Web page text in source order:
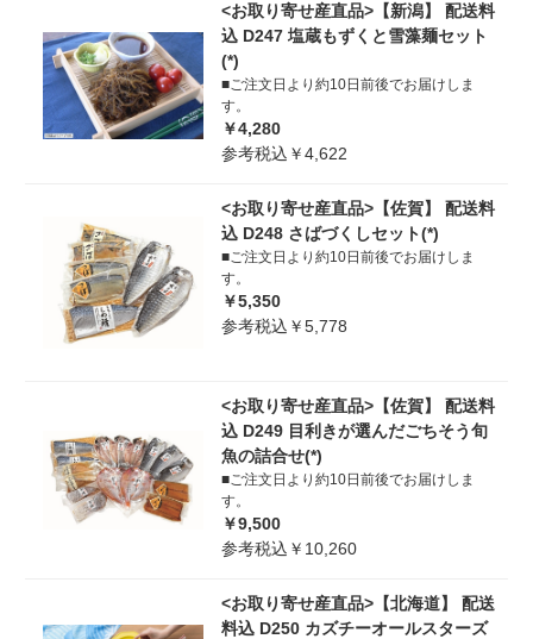
<お取り寄せ産直品>【新潟】 配送料
込 D247 塩蔵もずくと雪藻麺セット
(*)
■ご注文日より約10日前後でお届けしま
す。
￥4,280
参考税込￥4,622
<お取り寄せ産直品>【佐賀】 配送料
込 D248 さばづくしセット(*)
■ご注文日より約10日前後でお届けしま
す。
￥5,350
参考税込￥5,778
<お取り寄せ産直品>【佐賀】 配送料
込 D249 目利きが選んだごちそう旬
魚の詰合せ(*)
■ご注文日より約10日前後でお届けしま
す。
￥9,500
参考税込￥10,260
<お取り寄せ産直品>【北海道】 配送
料込 D250 カズチーオールスターズ